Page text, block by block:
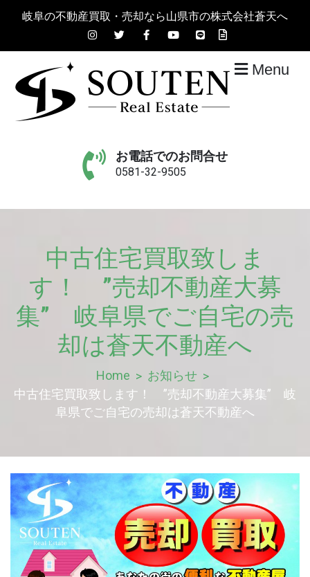
岐阜の不動産買取・売却なら山県市の株式会社蒼天へ
なら山県市の株式会社蒼
事なら株式会社蒼天までご相談下さい！どこよりも高く買
い取りいたします！
Menu
お電話でのお問合せ
0581-32-9505
中古住宅買取致しま
す！ ”売却不動産大募
集” 岐阜県でご自宅の売
却は蒼天不動産へ
Home
お知らせ
中古住宅買取致します！ ”売却不動産大募集” 岐
阜県でご自宅の売却は蒼天不動産へ